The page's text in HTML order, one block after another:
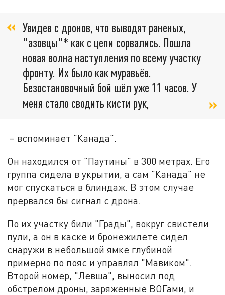
Увидев с дронов, что выводят раненых,
"азовцы"* как с цепи сорвались. Пошла
новая волна наступления по всему участку
фронту. Их было как муравьёв.
Безостановочный бой шёл уже 11 часов. У
меня стало сводить кисти рук,
– вспоминает "Канада".
Он находился от "Паутины" в 300 метрах. Его
группа сидела в укрытии, а сам "Канада" не
мог спускаться в блиндаж. В этом случае
прервался бы сигнал с дрона.
По их участку били "Грады", вокруг свистели
пули, а он в каске и бронежилете сидел
снаружи в небольшой ямке глубиной
примерно по пояс и управлял "Мавиком".
Второй номер, "Левша", выносил под
обстрелом дроны, заряженные ВОГами, и